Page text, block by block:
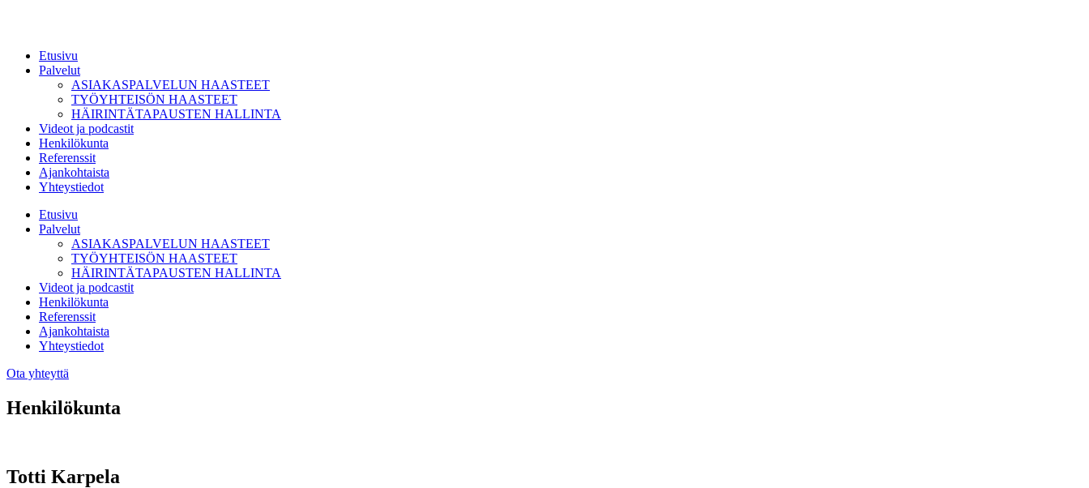
Etusivu
Palvelut
ASIAKASPALVELUN HAASTEET
TYÖYHTEISÖN HAASTEET
HÄIRINTÄTAPAUSTEN HALLINTA
Videot ja podcastit
Henkilökunta
Referenssit
Ajankohtaista
Yhteystiedot
Etusivu
Palvelut
ASIAKASPALVELUN HAASTEET
TYÖYHTEISÖN HAASTEET
HÄIRINTÄTAPAUSTEN HALLINTA
Videot ja podcastit
Henkilökunta
Referenssit
Ajankohtaista
Yhteystiedot
Ota yhteyttä
Henkilökunta
Totti Karpela